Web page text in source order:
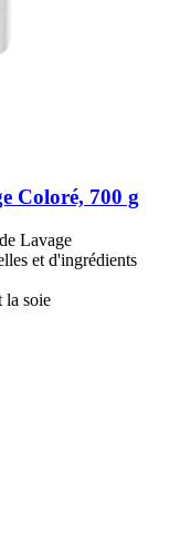
Coloré, 700 g
Lavage
et d'ingrédients
la soie